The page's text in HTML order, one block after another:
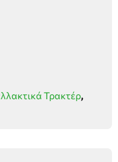
Τρακτέρ,